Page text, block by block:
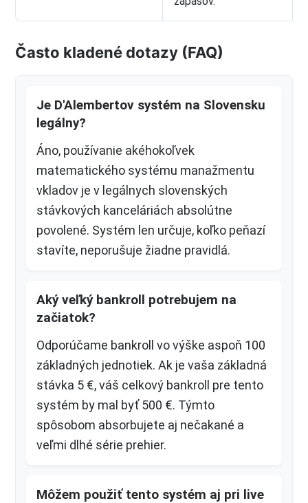
Často kladené dotazy (FAQ)
Je D'Alembertov systém na Slovensku
legálny?
Áno, používanie akéhokoľvek
matematického systému manažmentu
vkladov je v legálnych slovenských
stávkových kanceláriách absolútne
povolené. Systém len určuje, koľko peňazí
stavíte, neporušuje žiadne pravidlá.
Aký veľký bankroll potrebujem na
začiatok?
Odporúčame bankroll vo výške aspoň 100
základných jednotiek. Ak je vaša základná
stávka 5 €, váš celkový bankroll pre tento
systém by mal byť 500 €. Týmto
spôsobom absorbujete aj nečakané a
veľmi dlhé série prehier.
Môžem použiť tento systém aj pri live